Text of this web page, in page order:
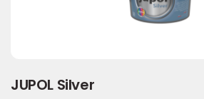
JUPOL Silver